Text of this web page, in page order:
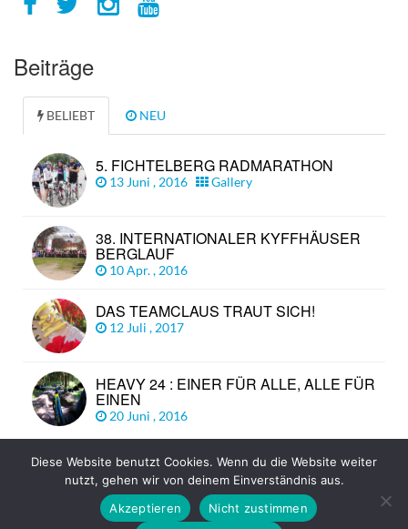
Beiträge
BELIEBT NEU
5. FICHTELBERG RADMARATHON
13 Juni , 2016 Gallery
38. INTERNATIONALER KYFFHÄUSER
BERGLAUF
10 Apr. , 2016
DAS TEAMCLAUS TRAUT SICH!
12 Juli , 2017
HEAVY 24 : EINER FÜR ALLE, ALLE FÜR
EINEN
20 Juni , 2016
© Copyright 2026 TEAM CLAUS
Diese Website benutzt Cookies. Wenn du die Website weiter
nutzt, gehen wir von deinem Einverständnis aus.
Akzeptieren
Nicht zustimmen